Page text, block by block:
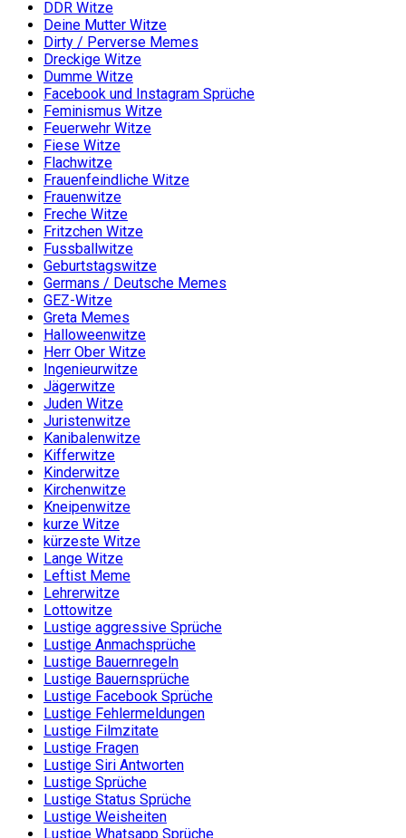
DDR Witze
Deine Mutter Witze
Dirty / Perverse Memes
Dreckige Witze
Dumme Witze
Facebook und Instagram Sprüche
Feminismus Witze
Feuerwehr Witze
Fiese Witze
Flachwitze
Frauenfeindliche Witze
Frauenwitze
Freche Witze
Fritzchen Witze
Fussballwitze
Geburtstagswitze
Germans / Deutsche Memes
GEZ-Witze
Greta Memes
Halloweenwitze
Herr Ober Witze
Ingenieurwitze
Jägerwitze
Juden Witze
Juristenwitze
Kanibalenwitze
Kifferwitze
Kinderwitze
Kirchenwitze
Kneipenwitze
kurze Witze
kürzeste Witze
Lange Witze
Leftist Meme
Lehrerwitze
Lottowitze
Lustige aggressive Sprüche
Lustige Anmachsprüche
Lustige Bauernregeln
Lustige Bauernsprüche
Lustige Facebook Sprüche
Lustige Fehlermeldungen
Lustige Filmzitate
Lustige Fragen
Lustige Siri Antworten
Lustige Sprüche
Lustige Status Sprüche
Lustige Weisheiten
Lustige Whatsapp Sprüche